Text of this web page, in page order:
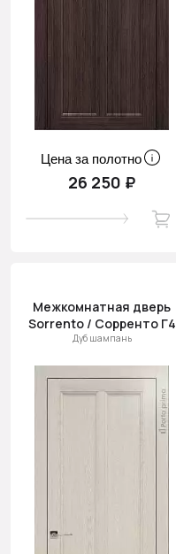
Цена за полотно
26 250 ₽
Межкомнатная дверь
Sorrento / Сорренто Г4
Дуб шампань